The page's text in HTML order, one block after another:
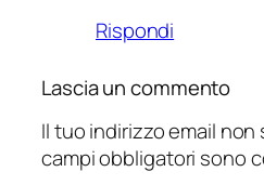
Rispondi
Lascia un commento
Il tuo indirizzo email
campi obbligatori sono